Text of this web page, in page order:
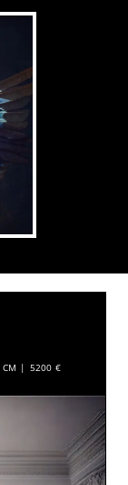
| 5200 €